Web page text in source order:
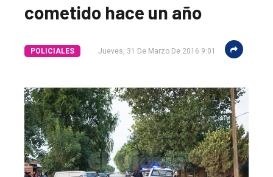
El
único
DIARIO
cometido hace un año
POLICIALES Jueves, 31 De Marzo De 2016 9:01